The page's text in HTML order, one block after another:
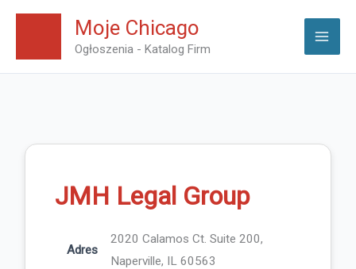
Skip
Moje Chicago
Ogłoszenia - Katalog Firm
JMH Legal Group
Adres
2020 Calamos Ct. Suite 200,
Naperville, IL 60563